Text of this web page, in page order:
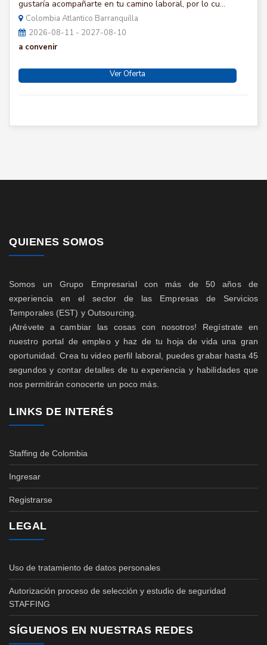
gustaría acompañarte en tu camino laboral, por lo cu...
Colombia Atlantico Barranquilla
2026-08-11 - 2027-08-10
a convenir
Ver Oferta
QUIENES SOMOS
Somos un Grupo Empresarial con más de 50 años de
experiencia en el sector de las Empresas de Servicios
Temporales (EST) y Outsourcing.
¡Atrévete a cambiar las cosas con nosotros! Regístrate en
nuestro portal de empleo y haz de tu hoja de vida una gran
oportunidad. Crea tu video perfil laboral, puedes grabar hasta 45
segundos y contar detalles de tu experiencia y habilidades que
nos permitirán conocerte un poco más.
LINKS DE INTERÉS
Staffing de Colombia
Ingresar
Registrarse
LEGAL
Uso de tratamiento de datos personales
Autorización proceso de selección y estudio de seguridad
STAFFING
SÍGUENOS EN NUESTRAS REDES